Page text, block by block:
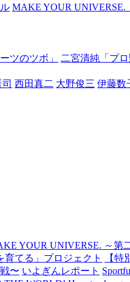
MAKE YOUR UNIVERSE.
ツのツボ」
二宮清純「プロ
西田真二 大野俊三 伊藤数
YOUR UNIVERSE. ～第
育てる」プロジェクト
【
〜 いよぎんレポート